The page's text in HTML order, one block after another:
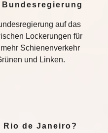
auf das
Lockerungen für
Schienenverkehr
und Linken.
de Janeiro?